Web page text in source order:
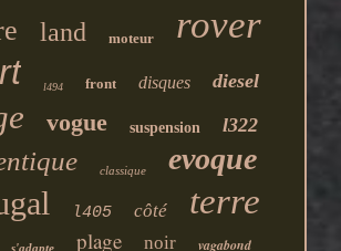
land moteur rover
l494 front disques diesel
vogue suspension l322
classique evoque
l405 côté terre
s'adapte plage noir vagabond